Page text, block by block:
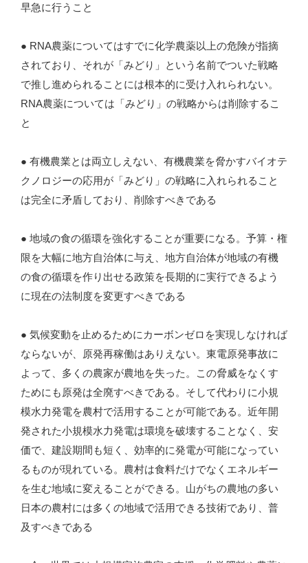
早急に行うこと
● RNA農薬についてはすでに化学農薬以上の危険が指摘
されており、それが「みどり」という名前でついた戦略
で推し進められることには根本的に受け入れられない。
RNA農薬については「みどり」の戦略からは削除するこ
と
● 有機農業とは両立しえない、有機農業を脅かすバイオテ
クノロジーの応用が「みどり」の戦略に入れられること
は完全に矛盾しており、削除すべきである
● 地域の食の循環を強化することが重要になる。予算・権
限を大幅に地方自治体に与え、地方自治体が地域の有機
の食の循環を作り出せる政策を長期的に実行できるよう
に現在の法制度を変更すべきである
● 気候変動を止めるためにカーボンゼロを実現しなければ
ならないが、原発再稼働はありえない。東電原発事故に
よって、多くの農家が農地を失った。この脅威をなくす
ためにも原発は全廃すべきである。そして代わりに小規
模水力発電を農村で活用することが可能である。近年開
発された小規模水力発電は環境を破壊することなく、安
価で、建設期間も短く、効率的に発電が可能になってい
るものが現れている。農村は食料だけでなくエネルギー
を生む地域に変えることができる。山がちの農地の多い
日本の農村には多くの地域で活用できる技術であり、普
及すべきである